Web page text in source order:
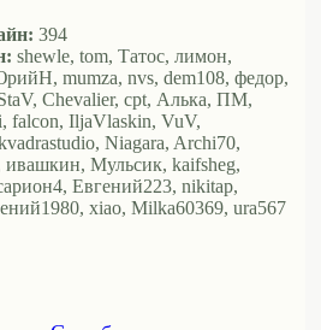
394
shewle, tom, Татос, лимон,
mumza, nvs, dem108, федор,
Chevalier, cpt, Алька, ПМ,
falcon, IljaVlaskin, VuV,
Niagara, Archi70,
ивашкин, Мульсик, kaifsheg,
Евгений223, nikitap,
xiao, Milka60369, ura567